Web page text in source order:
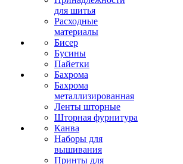
для шитья
Расходные
материалы
Бисер
Бусины
Пайетки
Бахрома
Бахрома
металлизированная
Ленты шторные
Шторная фурнитура
Канва
Наборы для
вышивания
Принты для